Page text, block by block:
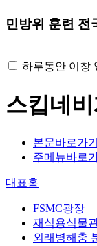
민방위 훈련 전
하루동안 이창
스킵네
본문바로가기
주메뉴바로가
대표홈
FSMC광장
재식용식물
외래병해충